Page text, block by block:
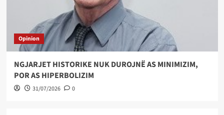
Opinion
NGJARJET HISTORIKE NUK DUROJNË AS MINIMIZIM,
POR AS HIPERBOLIZIM
31/07/2026 0